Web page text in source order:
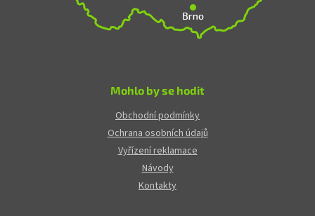
Mohlo by se hodit
Obchodní podmínky
Ochrana osobních údajů
Vyřízení reklamace
Návody
Kontakty